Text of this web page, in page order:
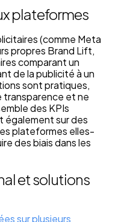
plateformes
(comme Meta
propres Brand Lift,
comparant un
de la publicité à un
sont pratiques,
transparence et ne
des KPIs
également sur des
plateformes elles-
des biais dans les
et solutions
sur plusieurs